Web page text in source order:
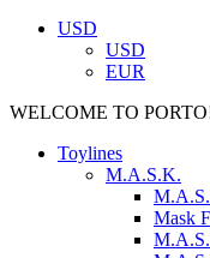
USD
USD
EUR
WELCOME TO
Toylines
M.A.S.K.
Mask